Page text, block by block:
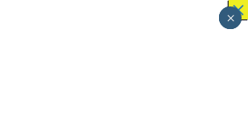
×
××
××
×
×
×
×
×
×
×
×
×
×
×
×
×
×
×